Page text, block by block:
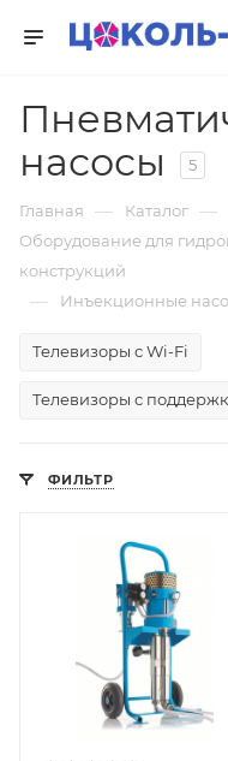
насосы
5
Главная — Каталог —
Оборудование для
конструкций
— Инъекционные
Телевизоры с Wi-Fi
Телевизоры с
ФИЛЬТР